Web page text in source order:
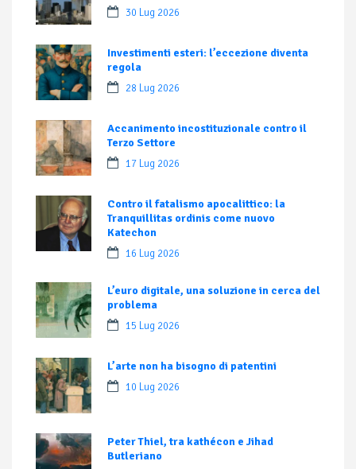
30 Lug 2026
Investimenti esteri: l’eccezione diventa
regola
28 Lug 2026
Accanimento incostituzionale contro il
Terzo Settore
17 Lug 2026
Contro il fatalismo apocalittico: la
Tranquillitas ordinis come nuovo
Katechon
16 Lug 2026
L’euro digitale, una soluzione in cerca del
problema
15 Lug 2026
L’arte non ha bisogno di patentini
10 Lug 2026
Peter Thiel, tra kathécon e Jihad
Butleriano